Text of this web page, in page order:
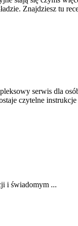
Znajdziesz tu
serwis dla
czytelne
i świadomym ...